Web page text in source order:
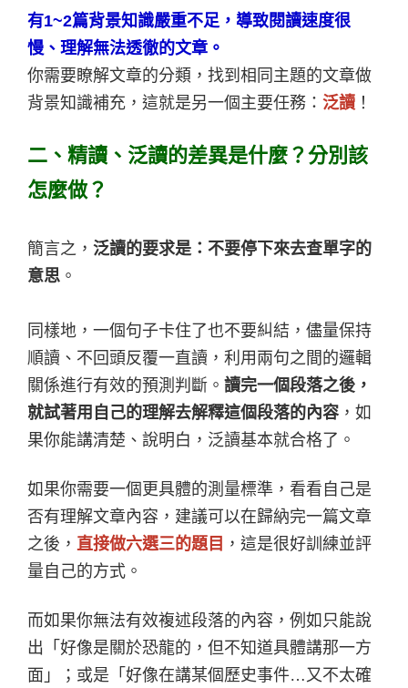
有1~2篇背景知識嚴重不足，導致閱讀速度很
慢、理解無法透徹的文章。
你需要瞭解文章的分類，找到相同主題的文章做
背景知識補充，這就是另一個主要任務： 泛讀 ！
二、精讀、泛讀的差異是什麼？分別該
怎麼做？
簡言之， 泛讀的要求是：不要停下來去查單字的
意思 。
同樣地，一個句子卡住了也不要糾結，儘量保持
順讀、不回頭反覆一直讀，利用兩句之間的邏輯
關係進行有效的預測判斷。 讀完一個段落之後，
就試著用自己的理解去解釋這個段落的內容 ，如
果你能講清楚、說明白，泛讀基本就合格了。
如果你需要一個更具體的測量標準，看看自己是
否有理解文章內容，建議可以在歸納完一篇文章
之後， 直接做六選三的題目 ，這是很好訓練並評
量自己的方式。
而如果你無法有效複述段落的內容，例如只能說
出「好像是關於恐龍的，但不知道具體講那一方
面」；或是「好像在講某個歷史事件…又不太確